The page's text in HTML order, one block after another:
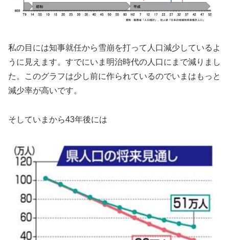
私の目には知事就任から雪崩を打って人口減少しているよ
うに見えます。すでにいま明治時代の人口にまで減りまし
た。このグラフは少し前に作られているのでいまはもっと
減少率が高いです。
そしていまから43年後には